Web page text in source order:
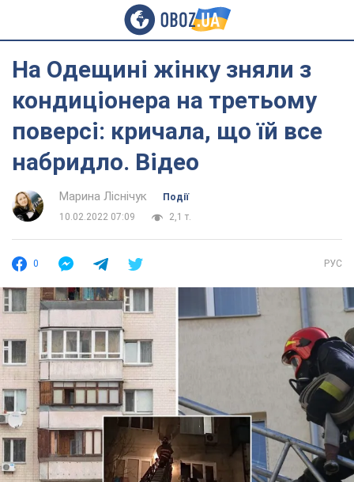
На Одещині жінку зняли з
кондиціонера на третьому
поверсі: кричала, що їй все
набридло. Відео
Марина Ліснічук
Події
10.02.2022 07:09
2,1 т.
0 РУС